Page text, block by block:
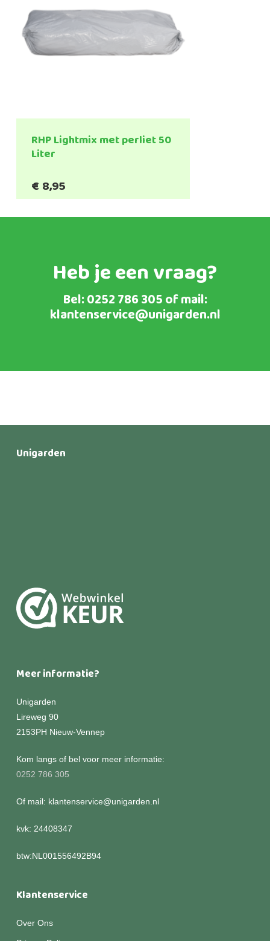
RHP Lightmix met perliet 50
Liter
€ 8,95
Heb je een vraag?
Bel:0252 786 305of mail:
klantenservice@unigarden.nl
Unigarden
Meer informatie?
Unigarden
Lireweg 90
2153PH Nieuw-Vennep
Kom langs of bel voor meer informatie:
0252 786 305
Of mail: klantenservice@unigarden.nl
kvk: 24408347
btw:NL001556492B94
Klantenservice
Over Ons